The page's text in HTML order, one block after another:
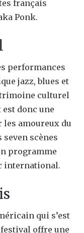
français
Ponk.
performances
jazz, blues et
culturel
est donc une
amoureux du
seven scènes
programme
international.
qui s’est
offre une